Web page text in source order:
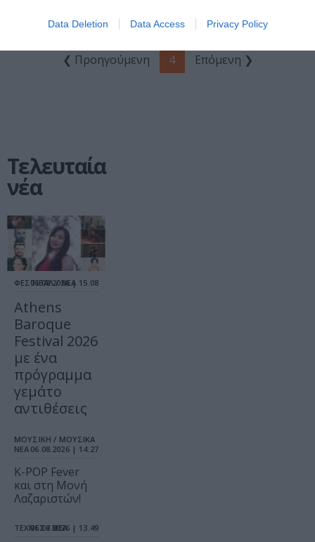
Data Deletion Data Access Privacy Policy
Αμαρουσίου
❮ Προηγούμενη 4 Επόμενη ❯
Τελευταία
νέα
ΦΕΣΤΙΒΑΛ / ΝΕΑ
06.08.2026 | 15.08
Athens
Baroque
Festival 2026
με ένα
πρόγραμμα
γεμάτο
αντιθέσεις
ΜΟΥΣΙΚΗ / ΜΟΥΣΙΚΑ
ΝΕΑ 06.08.2026 | 14.27
K-POP Fever
και στη Μονή
Λαζαριστών!
ΤΕΧΝΕΣ / ΝΕΑ
06.08.2026 | 13.49